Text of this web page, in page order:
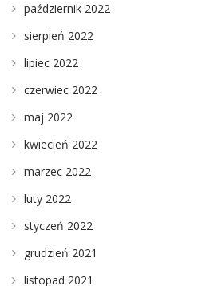
październik 2022
sierpień 2022
lipiec 2022
czerwiec 2022
maj 2022
kwiecień 2022
marzec 2022
luty 2022
styczeń 2022
grudzień 2021
listopad 2021